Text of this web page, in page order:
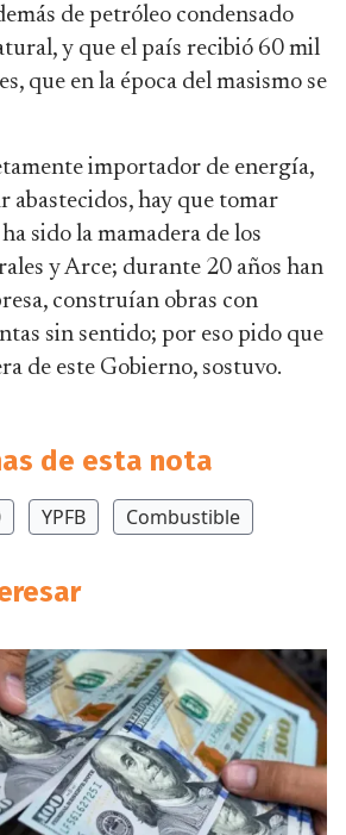
de petróleo condensado
y que el país recibió 60 mil
que en la época del masismo se
importador de energía,
abastecidos, hay que tomar
sido la mamadera de los
y Arce; durante 20 años han
construían obras con
sin sentido; por eso pido que
de este Gobierno, sostuvo.
de esta nota
YPFB Combustible